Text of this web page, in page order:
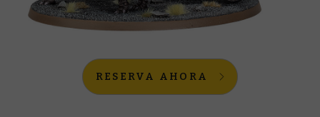
RESERVA AHORA